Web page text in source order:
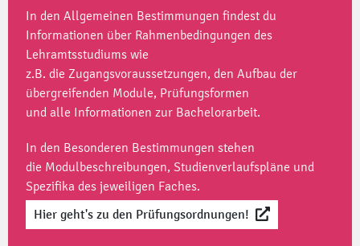
In den Allgemeinen Bestimmungen findest du
Informationen über Rahmenbedingungen des
Lehramtsstudiums wie
z.B. die Zugangsvoraussetzungen, den Aufbau der
übergreifenden Module, Prüfungsformen
und alle Informationen zur Bachelorarbeit.
In den Besonderen Bestimmungen stehen
die Modulbeschreibungen, Studienverlaufspläne und
Spezifika des jeweiligen Faches.
Hier geht's zu den Prüfungsordnungen!